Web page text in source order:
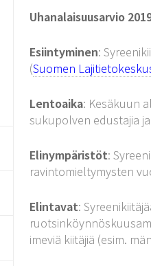
Uhanalaisuusarvio
Esiintyminen:
(Suomen
Lentoaika: Kesäkuun
sukupolven edustajia
Elinympäristöt:
ravintomieltymysten
Elintavat:
imeviä kiitäjiä (esim.